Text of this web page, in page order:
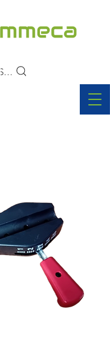
Search